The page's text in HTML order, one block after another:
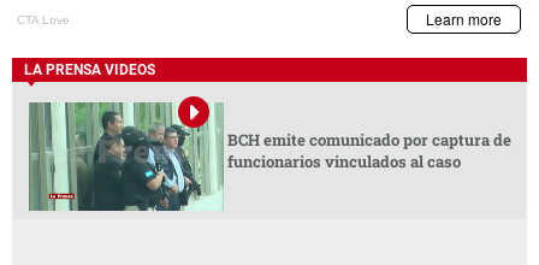
LA PRENSA VIDEOS
BCH emite comunicado por captura de
funcionarios vinculados al caso